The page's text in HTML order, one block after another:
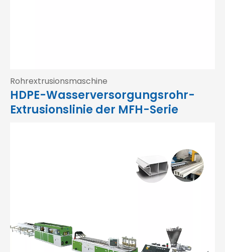
Rohrextrusionsmaschine
HDPE-Wasserversorgungsrohr-
Extrusionslinie der MFH-Serie